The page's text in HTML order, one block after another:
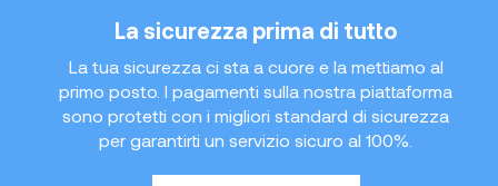
La sicurezza prima di tutto
La tua sicurezza ci sta a cuore e la mettiamo al
primo posto. I pagamenti sulla nostra piattaforma
sono protetti con i migliori standard di sicurezza
per garantirti un servizio sicuro al 100%.